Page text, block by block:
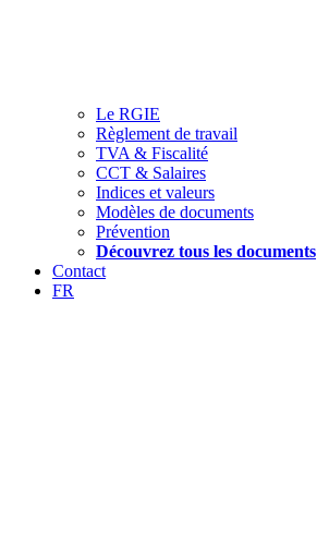
Le RGIE
Règlement de travail
TVA & Fiscalité
CCT & Salaires
Indices et valeurs
Modèles de documents
Prévention
Découvrez tous les documents
Contact
FR